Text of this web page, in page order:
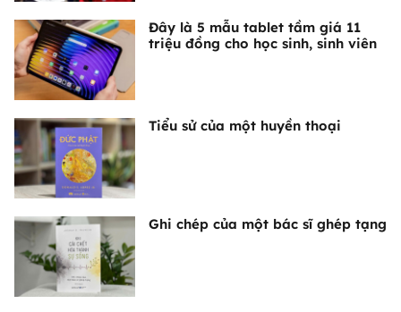
Đây là 5 mẫu tablet tầm giá 11
triệu đồng cho học sinh, sinh viên
Tiểu sử của một huyền thoại
Ghi chép của một bác sĩ ghép tạng